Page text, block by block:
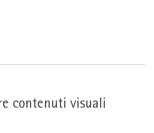
contenuti visuali